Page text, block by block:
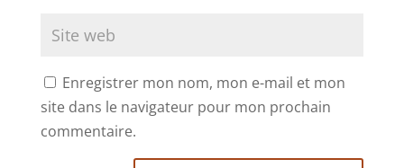
Enregistrer mon nom, mon e-mail et mon
site dans le navigateur pour mon prochain
commentaire.